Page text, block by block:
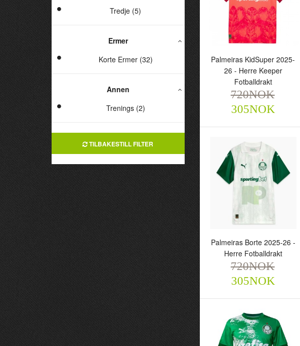
Tredje (5)
Ermer
Korte Ermer (32)
Annen
Trenings (2)
TILBAKESTILL FILTER
Palmeiras KidSuper 2025-
26 - Herre Keeper
Fotballdrakt
720NOK 305NOK
Palmeiras Borte 2025-26 -
Herre Fotballdrakt
720NOK
Palmeiras KidSuper 2025-
26 - Herre Keeper
Fotballdrakt
720NOK
305NOK
Palmeiras Borte 2025-26 -
Herre Fotballdrakt
720NOK
305NOK